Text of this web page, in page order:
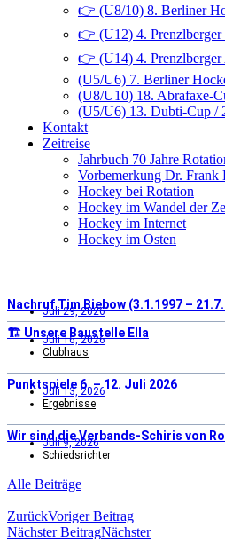
👉 (U8/10) 8. Berliner
👉 (U12) 4.
👉 (U14) 4.
(U5/U6) 7. Berliner
(U8/U10) 18. Abrafaxe-
(U5/U6) 13. Dubti-Cup /
Kontakt
Zeitreise
Jahrbuch 70 Jahre
Vorbemerkung Dr. Frank
Hockey bei Rotation
Hockey im Wandel der
Hockey im Internet
Hockey im Osten
Juli 29, 2026
Nachruf Tim Biebow (3.1.1997 –
Juli 16, 2026
🏗️ Unsere Baustelle Ella
Clubhaus
Juli 13, 2026
Punktspiele 6. – 12. Juli 2026
Ergebnisse
Juli 9, 2026
Wir sind die Verbands-Schiris von
Schiedsrichter
Alle Beiträge
ZurückVoriger Beitrag
Nächster BeitragNächster